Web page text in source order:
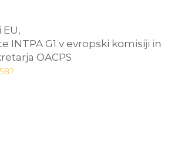
INTPA G1 v evropski komisiji in
OACPS